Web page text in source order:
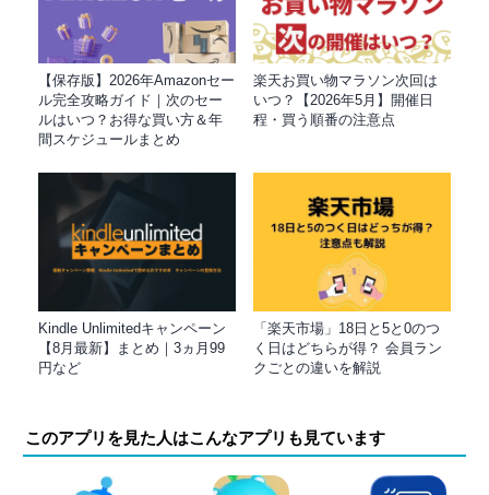
【保存版】2026年Amazonセー
ル完全攻略ガイド｜次のセー
ルはいつ？お得な買い方＆年
間スケジュールまとめ
楽天お買い物マラソン次回は
いつ？【2026年5月】開催日
程・買う順番の注意点
Kindle Unlimitedキャンペーン
【8月最新】まとめ｜3ヵ月99
円など
「楽天市場」18日と5と0のつ
く日はどちらが得？ 会員ラン
クごとの違いを解説
このアプリを見た人はこんなアプリも見ています